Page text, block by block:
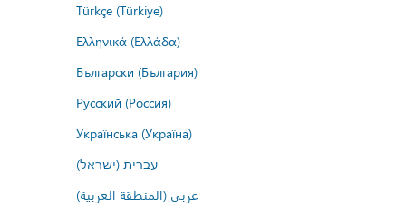
Türkçe (Türkiye)
Ελληνικά (Ελλάδα)
Български (България)
Русский (Россия)
Українська (Україна)
עברית (ישראל)
عربي (المنطقة العربية)